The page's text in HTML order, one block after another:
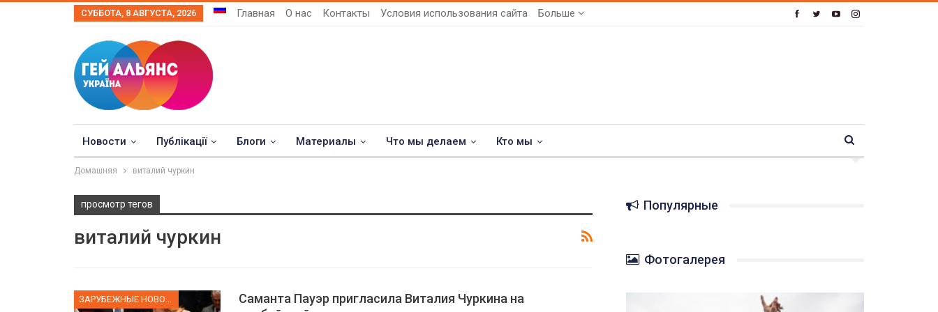
СУББОТА, 8 АВГУСТА, 2026 Главная О нас Контакты Условия использования сайта Больше
Новости Публікації Блоги Материалы Что мы делаем Кто мы
Домашняя виталий чуркин
просмотр тегов
виталий чуркин
Саманта Пауэр пригласила Виталия Чуркина на
Популярные
Фотогалерея